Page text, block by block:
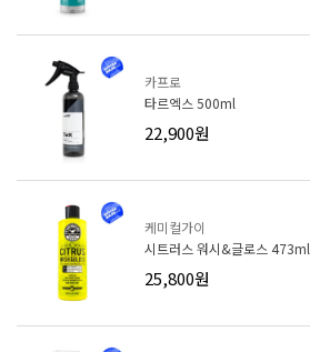
카프로
타르엑스 500ml
22,900원
케미컬가이
시트러스 워시&글로스 473ml
25,800원